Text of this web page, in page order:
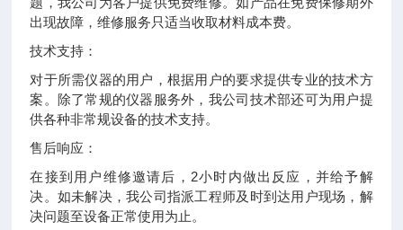
出现故障，维修服务只适当收取材料成本费。
技术支持：
对于所需仪器的用户，根据用户的要求提供专业的技术方
案。除了常规的仪器服务外，我公司技术部还可为用户提
供各种非常规设备的技术支持。
售后响应：
在接到用户维修邀请后，2小时内做出反应，并给予解
决。如未解决，我公司指派工程师及时到达用户现场，解
决问题至设备正常使用为止。